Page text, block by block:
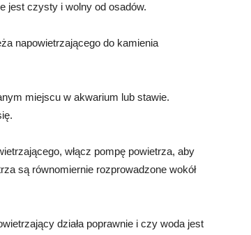
jest czysty i wolny od osadów.
napowietrzającego do kamienia
miejscu w akwarium lub stawie.
włącz pompę powietrza, aby
są równomiernie rozprowadzone wokół
działa poprawnie i czy woda jest